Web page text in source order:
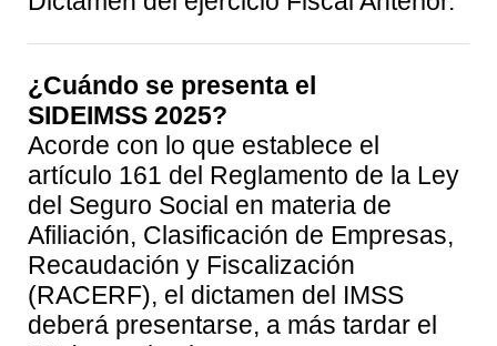
¿Cuándo se presenta el
SIDEIMSS 2025?
Acorde con lo que establece el
artículo 161 del Reglamento de la Ley
del Seguro Social en materia de
Afiliación, Clasificación de Empresas,
Recaudación y Fiscalización
(RACERF), el dictamen del IMSS
deberá presentarse, a más tardar el